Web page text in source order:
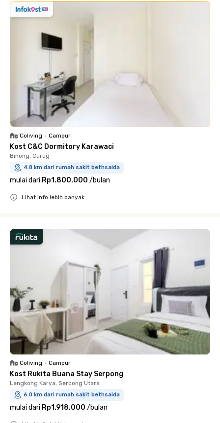
Coliving • Campur
Kost C&C Dormitory Karawaci
Binong, Curug
4.8 km dari rumah sakit bethsaida
mulai dari Rp1.800.000 /bulan
Lihat info lebih banyak
Coliving • Campur
Kost Rukita Buana Stay Serpong
Lengkong Karya, Serpong Utara
6.0 km dari rumah sakit bethsaida
mulai dari Rp1.918.000 /bulan